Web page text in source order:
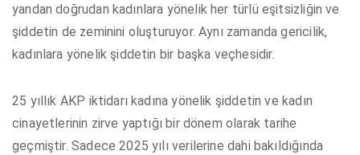
yandan doğrudan kadınlara yönelik her türlü eşitsizliğin ve
şiddetin de zeminini oluşturuyor. Aynı zamanda gericilik,
kadınlara yönelik şiddetin bir başka veçhesidir.
25 yıllık AKP iktidarı kadına yönelik şiddetin ve kadın
cinayetlerinin zirve yaptığı bir dönem olarak tarihe
geçmiştir. Sadece 2025 yılı verilerine dahi bakıldığında